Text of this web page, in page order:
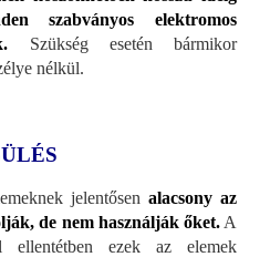
szabványos elektromos
Szükség esetén bármikor
nélkül.
jelentősen alacsony az
de nem használják őket. A
ellentétben ezek az elemek